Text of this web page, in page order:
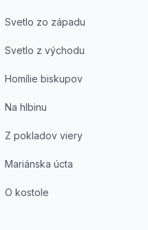
Svetlo zo západu
Svetlo z východu
Homílie biskupov
Na hlbinu
Z pokladov viery
Mariánska úcta
O kostole